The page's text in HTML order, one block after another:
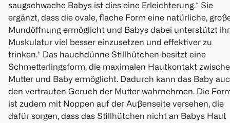
saugschwache Babys ist dies eine Erleichterung.* Sie
ergänzt, dass die ovale, flache Form eine natürliche,
Mundöffnung ermöglicht und Babys dabei unterstützt
Muskulatur viel besser einzusetzen und effektiver zu
trinken.* Das hauchdünne Stillhütchen besitzt eine
Schmetterlingsform, die maximalen Hautkontakt
Mutter und Baby ermöglicht. Dadurch kann das Baby
den vertrauten Geruch der Mutter wahrnehmen. Die
ist zudem mit Noppen auf der Außenseite versehen, die
dafür sorgen, dass das Stillhütchen nicht an Babys Haut